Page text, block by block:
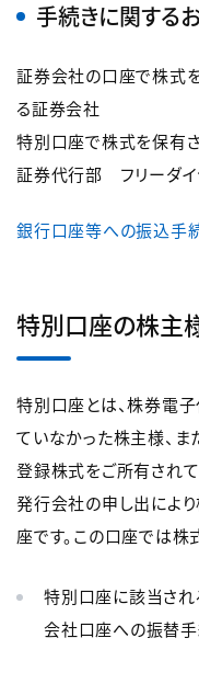
手続きに関する
証券会社の口座で株式
る証券会社
特別口座で株式を保有
証券代行部 フリーダイ
銀行口座等への振込手
特別口座の株主
特別口座とは、株券電
ていなかった株主様、
登録株式をご所有され
発行会社の申し出によ
座です。この口座では株
特別口座に該当さ
会社口座への振替手